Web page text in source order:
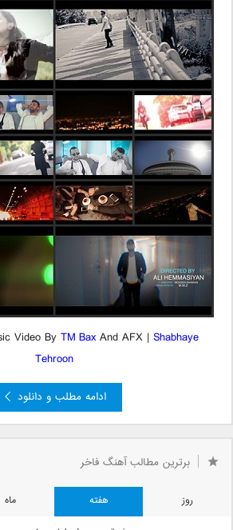
Video By TM BaxAnd AFX | Shabhaye
Tehroon
ادامه مطلب و دانلود
برترین مطالب آهنگ فاخر
روز هفته ماه